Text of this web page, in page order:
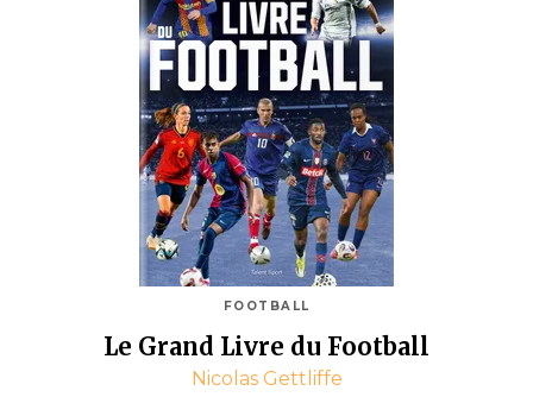
FOOTBALL
Le Grand Livre du Football
Nicolas Gettliffe